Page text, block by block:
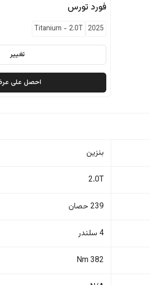
فورد تورس
2025
Titanium - 2.0T
تغيير
احصل على
بنزين
2.0T
239 حصان
4 سلندر
382 Nm